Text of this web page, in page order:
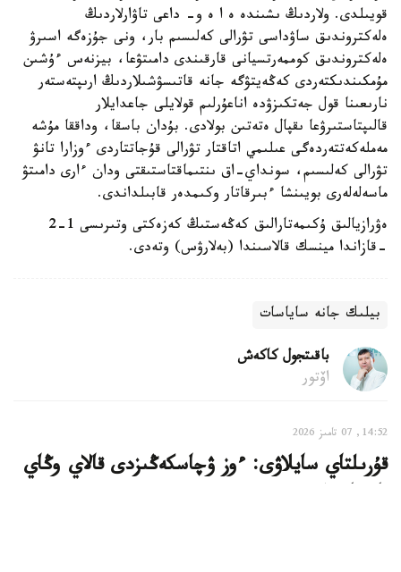
قويىلدى. ولاردىڭ ىشىندە ە ا ە و- داعى تاۋارلاردىڭ
ەلەكتروندىق ساۋداسى تۋرالى كەلىسىم بار، ونى جۇزەگە اسىرۋ
ەلەكتروندىق كوممەرتسيانى قارقىندى دامىتۋعا، بيزنەس ءۇشىن
مۇمكىندىكتەردى كەڭەيتۋگە جانە قاتىسۋشىلاردىڭ ارىپتەستەر
نارىعىنا قول جەتكىزۋدە اناعۇرلىم قولايلى جاعدايلار
قالىپتاستىرۋعا ىقپال ەتەتىن بولادى. بۇدان باسقا، وداققا مۇشە
مەملەكەتتەردەگى عىلىمي اتاقتار تۋرالى قۇجاتتاردى ءوزارا تانۋ
تۋرالى كەلىسىم، سونداي-اق ىنتىماقتاستىقتى ودان ءارى دامىتۋ
ماسەلەلەرى بويىنشا ءبىرقاتار وكىمدەر قابىلداندى.
ەۋرازيالىق ۇكىمەتارالىق كەڭەستىڭ كەزەكتى وتىرىسى 1-2
-قازاندا مينسك قالاسىندا (بەلارۋس) وتەدى.
بيلىك جانە ساياسات
باقىتجول كاكەش
اۆتور
14:52, 07 تامىز 2026
قۇرىلتاي سايلاۋى: ءوز ۋچاسكەڭىزدى قالاي وڭاي